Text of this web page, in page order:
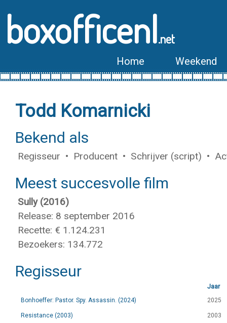
boxofficenl.net
Home Weekend
Todd Komarnicki
Bekend als
Regisseur • Producent • Schrijver (script) •
Meest succesvolle film
Sully (2016)
Release: 8 september 2016
Recette: € 1.124.231
Bezoekers: 134.772
Regisseur
Jaar
Bonhoeffer: Pastor. Spy. Assassin. (2024)
2025
Resistance (2003) 2003